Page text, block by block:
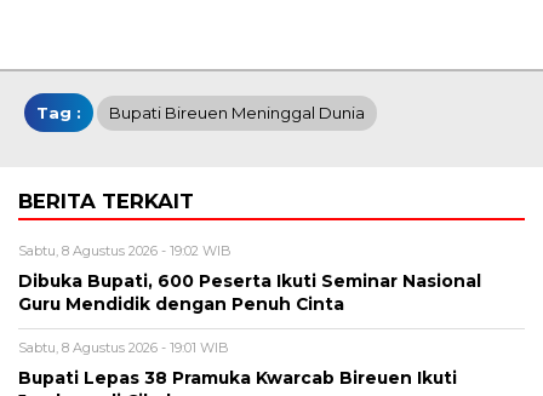
Tag : Bupati Bireuen Meninggal Dunia
BERITA TERKAIT
Sabtu, 8 Agustus 2026 - 19:02 WIB
Dibuka Bupati, 600 Peserta Ikuti Seminar Nasional
Guru Mendidik dengan Penuh Cinta
Sabtu, 8 Agustus 2026 - 19:01 WIB
Bupati Lepas 38 Pramuka Kwarcab Bireuen Ikuti